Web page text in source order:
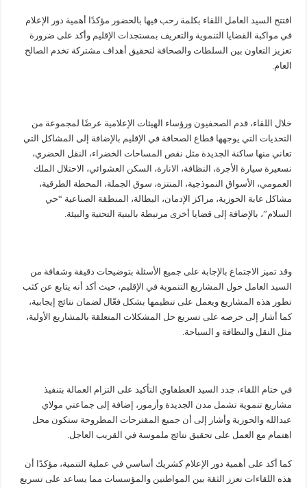
افتتح السيد العامل اللقاء بكلمة رحب فيها بالحضور مؤكدًا أهمية دور الإعلام
في مواكبة القضايا التنموية والتعريف بمستجدات الإقليم وأكد على ضرورة
تعزيز التعاون بين السلطات والصحافة لتحقيق أهداف مشتركة تخدم الصالح
العام.
خلال اللقاء، قدم الصحفيون ورؤساء الهيئات الإعلامية عرضًا لمجموعة من
التحديات التي يوجهها قطاع الصحافة في الإقليم بالإضافة إلى المشاكل التي
تعاني منها ساكنة الجديدة مثل نقص المساحات الخضراء، النقل الحضري،
نسعيرة سيارة الأجرة، النظافة، الانارة، السكن العشوائي، الاحتلال الملك
العمومي، الأسواق النموذجية، المنتزه، سوق الجملة، المحطة الطرقية،
مشاكل غابة الحوزية، مراكز الإدمان، البطالة، المنطقة الصناعية “حي
السلام”، بالإضافة إلى قضايا أخرى مرتبطة بالبنية التحتية والبيئة.
وقد تميز الاجتماع بالإجابة على جميع الأسئلة بتوضيحات دقيقة وشفافة من
السيد العامل حول المشاريع التنموية في الإقليم، حيث أكد أنه يتابع عن كثب
تطور هذه المشاريع ويعمل على تنظيمها بشكل فعّال لضمان نتائج إيجابية،
كما أشار إلى حرصه على تسريع حل المشكلات المتعلقة بالمشاريع الأولية،
مثل النقل والنظافة و السياحة.
في ختام اللقاء، جدد السيد العطفاوي التأكيد على التزام العمالة بتنفيذ
مشاريع تنموية تشمل مدن الجديدة وأزمور، إضافة إلى جماعتي مولاي
عبدالله والحوزية وأشار إلى أن جميع المقترحات المطروحة ستكون محل
اهتمام مع العمل على تحقيق نتائج ملموسة في القريب العاجل.
كما أكد على أهمية دور الإعلام كشريك أساسي في عملية التنمية، مؤكدًا أن
هذه اللقاءات تعزز الثقة بين المواطنين والمؤسسات مما يساعد على تسريع